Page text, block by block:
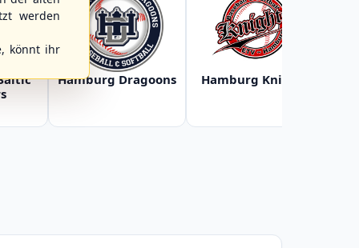
Hamburg Dragoons Hamburg Knights
werden
könnt ihr